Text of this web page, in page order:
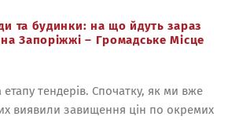
та будинки: на що йдуть зараз
Запоріжжі – Громадське Місце
тендерів. Спочатку, як ми вже
виявили завищення цін по окремих